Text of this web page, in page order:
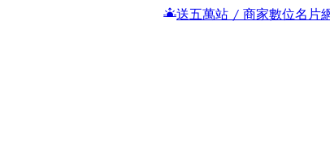
送五萬站 / 商家數位名片網 AI 秘密課